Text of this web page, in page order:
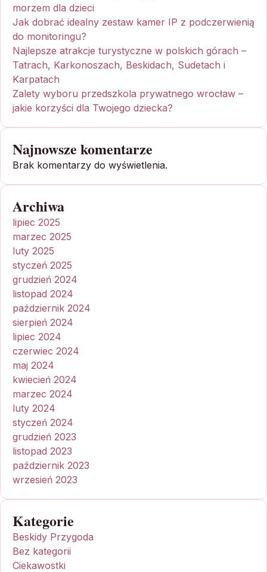
morzem dla dzieci
Jak dobrać idealny zestaw kamer IP z podczerwienią
do monitoringu?
Najlepsze atrakcje turystyczne w polskich górach –
Tatrach, Karkonoszach, Beskidach, Sudetach i
Karpatach
Zalety wyboru przedszkola prywatnego wrocław –
jakie korzyści dla Twojego dziecka?
Najnowsze komentarze
Brak komentarzy do wyświetlenia.
Archiwa
lipiec 2025
marzec 2025
luty 2025
styczeń 2025
grudzień 2024
listopad 2024
październik 2024
sierpień 2024
lipiec 2024
czerwiec 2024
maj 2024
kwiecień 2024
marzec 2024
luty 2024
styczeń 2024
grudzień 2023
listopad 2023
październik 2023
wrzesień 2023
Kategorie
Beskidy Przygoda
Bez kategorii
Ciekawostki